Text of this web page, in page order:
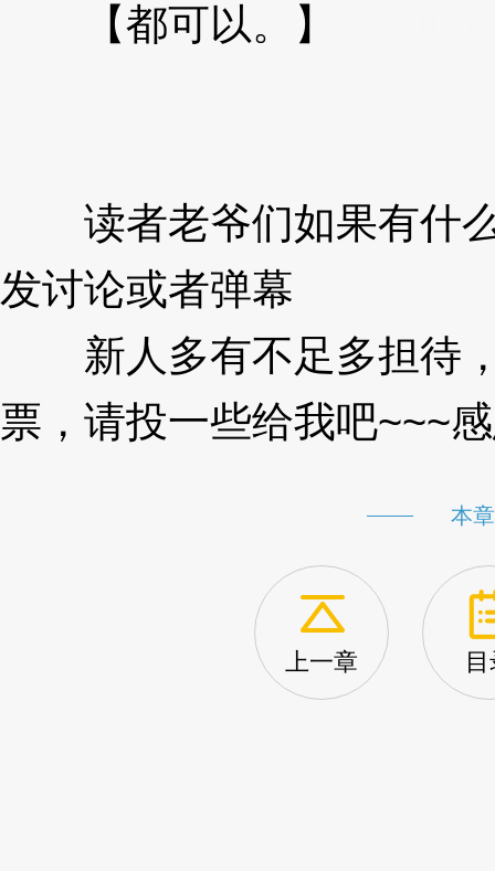
【都可以。】
读者老爷们如果有什么
发讨论或者弹幕
新人多有不足多担待，
票，请投一些给我吧~~~
本
上一章